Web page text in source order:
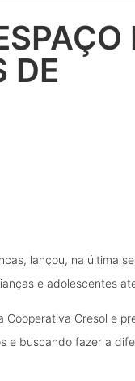
DE
lançou, na última
e adolescentes
Cooperativa Cresol e
e buscando fazer a